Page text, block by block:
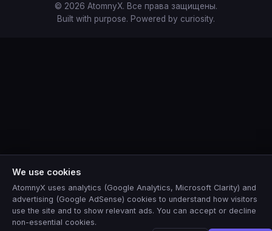
© 2026 AtomnyX. Все права защищены.
Built with purpose. Powered by curiosity.
We use cookies
AtomnyX uses analytics (Google Analytics, Microsoft Clarity) and
advertising (Google AdSense) cookies to understand how visitors
use the site and to show relevant ads. You can accept or decline
non-essential cookies.